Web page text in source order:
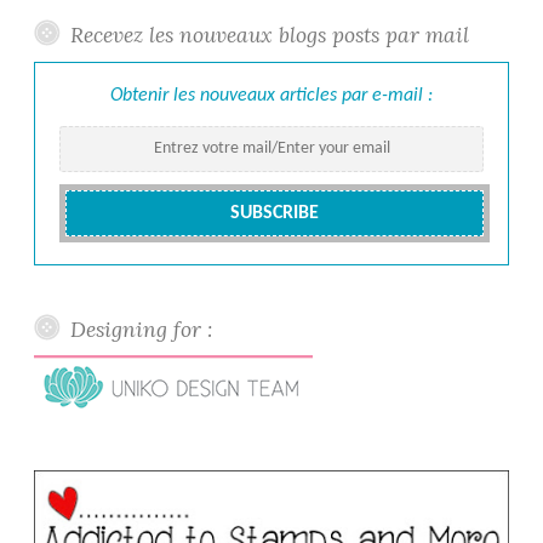
Recevez les nouveaux blogs posts par mail
Obtenir les nouveaux articles par e-mail :
Designing for :